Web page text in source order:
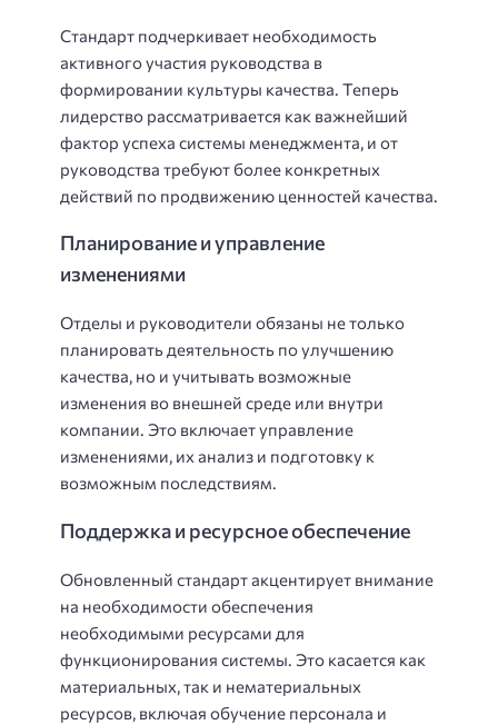
Стандарт подчеркивает необходимость
активного участия руководства в
формировании культуры качества. Теперь
лидерство рассматривается как важнейший
фактор успеха системы менеджмента, и от
руководства требуют более конкретных
действий по продвижению ценностей качества.
Планирование и управление
изменениями
Отделы и руководители обязаны не только
планировать деятельность по улучшению
качества, но и учитывать возможные
изменения во внешней среде или внутри
компании. Это включает управление
изменениями, их анализ и подготовку к
возможным последствиям.
Поддержка и ресурсное обеспечение
Обновленный стандарт акцентирует внимание
на необходимости обеспечения
необходимыми ресурсами для
функционирования системы. Это касается как
материальных, так и нематериальных
ресурсов, включая обучение персонала и